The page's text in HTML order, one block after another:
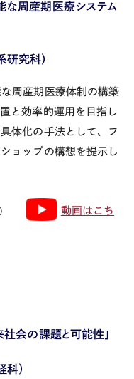
な周産期医療システム
究科）
周産期医療体制の構築
と効率的運用を目指し
体化の手法として、フ
ョップの構想を提示し
）
動画はこち
社会の課題と可能性」
）